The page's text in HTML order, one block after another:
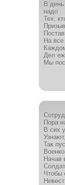
В день
надо
Тех,
На все
Дел
Мы
Пора
В сих
Так
Начав
Чтобы